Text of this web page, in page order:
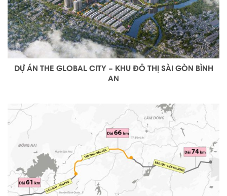
DỰ ÁN THE GLOBAL CITY – KHU ĐÔ THỊ SÀI GÒN BÌNH
AN